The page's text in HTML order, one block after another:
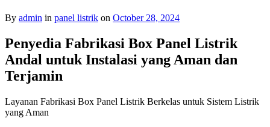
By admin in panel listrik on October 28, 2024
Penyedia Fabrikasi Box Panel Listrik
Andal untuk Instalasi yang Aman dan
Terjamin
Layanan Fabrikasi Box Panel Listrik Berkelas untuk Sistem Listrik
yang Aman